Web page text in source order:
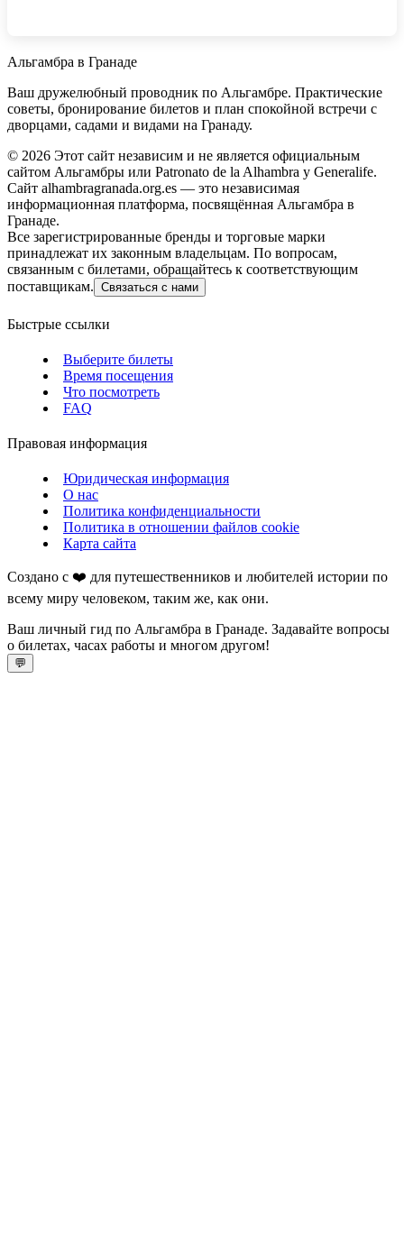
Альгамбра в Гранаде
Ваш дружелюбный проводник по Альгамбре. Практические
советы, бронирование билетов и план спокойной встречи с
дворцами, садами и видами на Гранаду.
© 2026 Этот сайт независим и не является официальным
сайтом Альгамбры или Patronato de la Alhambra y Generalife.
Сайт alhambragranada.org.es — это независимая
информационная платформа, посвящённая Альгамбра в
Гранаде.
Все зарегистрированные бренды и торговые марки
принадлежат их законным владельцам. По вопросам,
связанным с билетами, обращайтесь к соответствующим
поставщикам. Связаться с нами
Быстрые ссылки
Выберите билеты
Время посещения
Что посмотреть
FAQ
Правовая информация
Юридическая информация
О нас
Политика конфиденциальности
Политика в отношении файлов cookie
Карта сайта
Создано с ❤️ для путешественников и любителей истории по
всему миру человеком, таким же, как они.
Ваш личный гид по Альгамбра в Гранаде. Задавайте вопросы
о билетах, часах работы и многом другом!
💬